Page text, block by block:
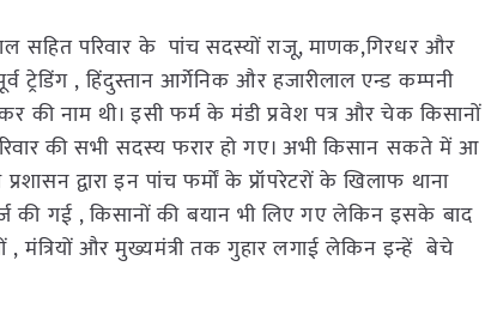
सहित परिवार के पांच सदस्यों राजू, माणक,गिरधर और
, हिंदुस्तान आर्गेनिक और हजारीलाल एन्ड कम्पनी
की नाम थी। इसी फर्म के मंडी प्रवेश पत्र और चेक किसानों
की सभी सदस्य फरार हो गए। अभी किसान सकते में आ
द्वारा इन पांच फर्मों के प्रॉपरेटरों के खिलाफ थाना
गई , किसानों की बयान भी लिए गए लेकिन इसके बाद
, मंत्रियों और मुख्यमंत्री तक गुहार लगाई लेकिन इन्हें बेचे